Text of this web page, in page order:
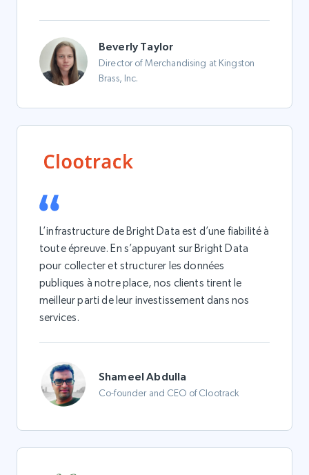
Beverly Taylor
Director of Merchandising at Kingston
Brass, Inc.
L’infrastructure de Bright Data est d’une fiabilité à
toute épreuve. En s’appuyant sur Bright Data
pour collecter et structurer les données
publiques à notre place, nos clients tirent le
meilleur parti de leur investissement dans nos
services.
Shameel Abdulla
Co-founder and CEO of Clootrack